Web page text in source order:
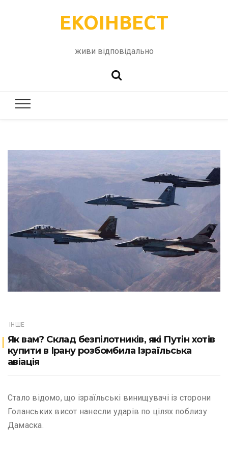
ЕКОІНВЕСТ
живи відповідально
ІНШЕ
Як вам? Склад безпілотників, які Путін хотів
купити в Ірану розбомбила Ізраїльська
авіація
Стало відомо, що ізраїльські винищувачі із сторони
Голанських висот нанесли ударів по цілях поблизу
Дамаска.